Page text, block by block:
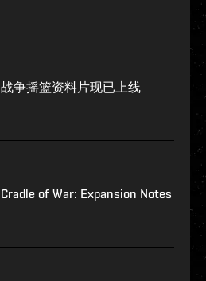
战争摇篮资料片现已上线
Cradle of War: Expansion Notes